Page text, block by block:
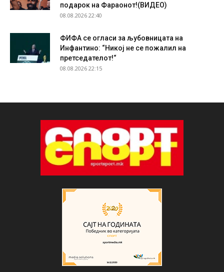
подарок на Фараонот!(ВИДЕО)
08.08.2026 22:40
ФИФА се огласи за љубовницата на
Инфантино: “Никој не се пожалил на
претседателот!“
08.08.2026 22:15